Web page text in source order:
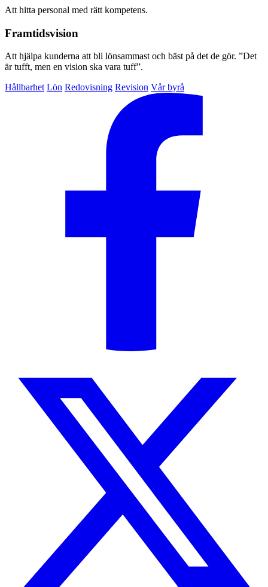
Att hitta personal med rätt kompetens.
Framtidsvision
Att hjälpa kunderna att bli lönsammast och bäst på det de gör. ”Det
är tufft, men en vision ska vara tuff”.
Hållbarhet Lön Redovisning Revision Vår byrå